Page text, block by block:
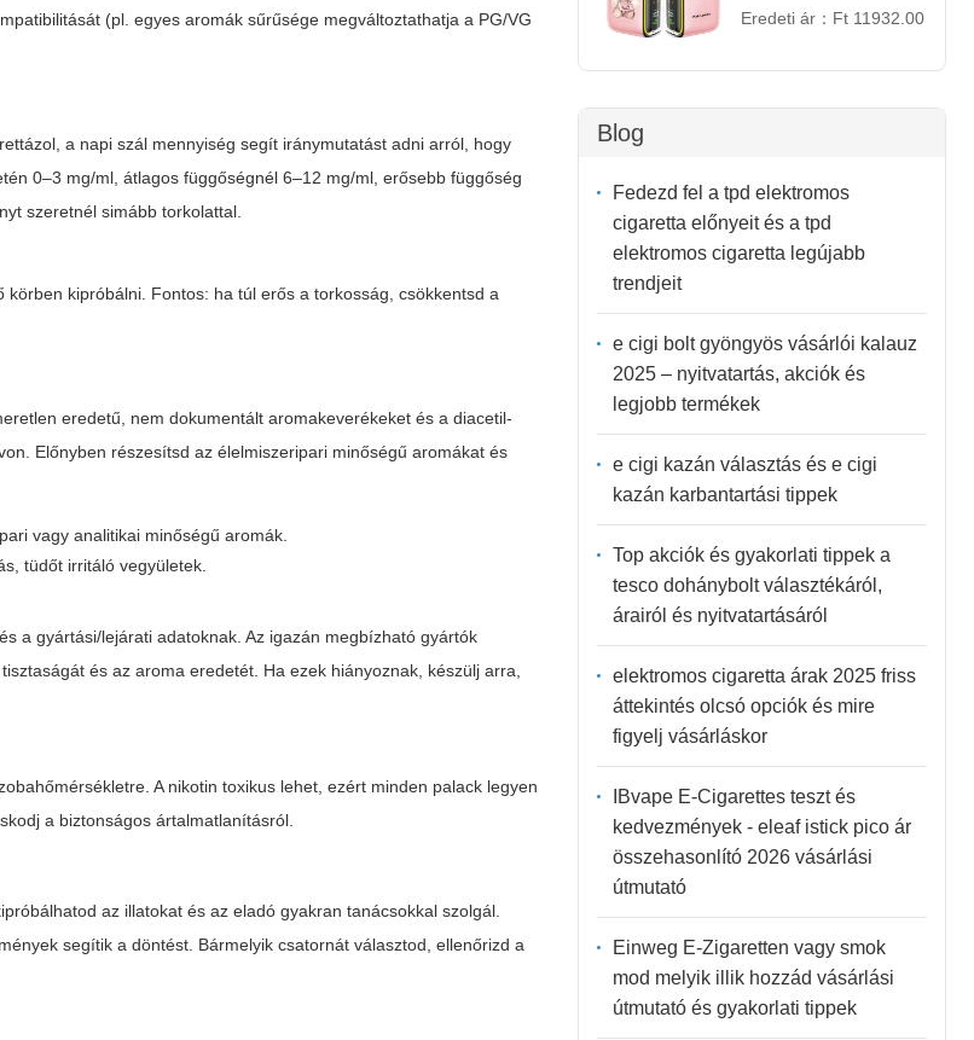
(pl. egyes aromák sűrűsége megváltoztathatja a PG/VG
a napi szál mennyiség segít iránymutatást adni arról, hogy
0–3 mg/ml, átlagos függőségnél 6–12 mg/ml, erősebb függőség
szeretnél simább torkolattal.
kipróbálni. Fontos: ha túl erős a torkosság, csökkentsd a
eredetű, nem dokumentált aromakeverékeket és a diacetil-
Előnyben részesítsd az élelmiszeripari minőségű aromákat és
vagy analitikai minőségű aromák.
tüdőt irritáló vegyületek.
a gyártási/lejárati adatoknak. Az igazán megbízható gyártók
és az aroma eredetét. Ha ezek hiányoznak, készülj arra,
A nikotin toxikus lehet, ezért minden palack legyen
a biztonságos ártalmatlanításról.
az illatokat és az eladó gyakran tanácsokkal szolgál.
segítik a döntést. Bármelyik csatornát választod, ellenőrizd a
Eredeti ár： Ft 11932.00
Blog
Fedezd fel a tpd elektromos
cigaretta előnyeit és a tpd
elektromos cigaretta legújabb
trendjeit
e cigi bolt gyöngyös vásárlói kalauz
2025 – nyitvatartás, akciók és
legjobb termékek
e cigi kazán választás és e cigi
kazán karbantartási tippek
Top akciók és gyakorlati tippek a
tesco dohánybolt választékáról,
árairól és nyitvatartásáról
elektromos cigaretta árak 2025 friss
áttekintés olcsó opciók és mire
figyelj vásárláskor
IBvape E-Cigarettes teszt és
kedvezmények - eleaf istick pico ár
összehasonlító 2026 vásárlási
útmutató
Einweg E-Zigaretten vagy smok
mod melyik illik hozzád vásárlási
útmutató és gyakorlati tippek